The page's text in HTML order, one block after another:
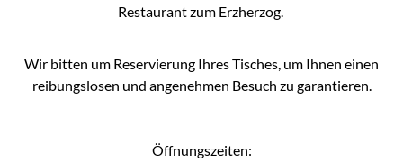
Restaurant zum Erzherzog.
Wir bitten um Reservierung Ihres Tisches, um Ihnen einen
reibungslosen und angenehmen Besuch zu garantieren.
Öffnungszeiten: